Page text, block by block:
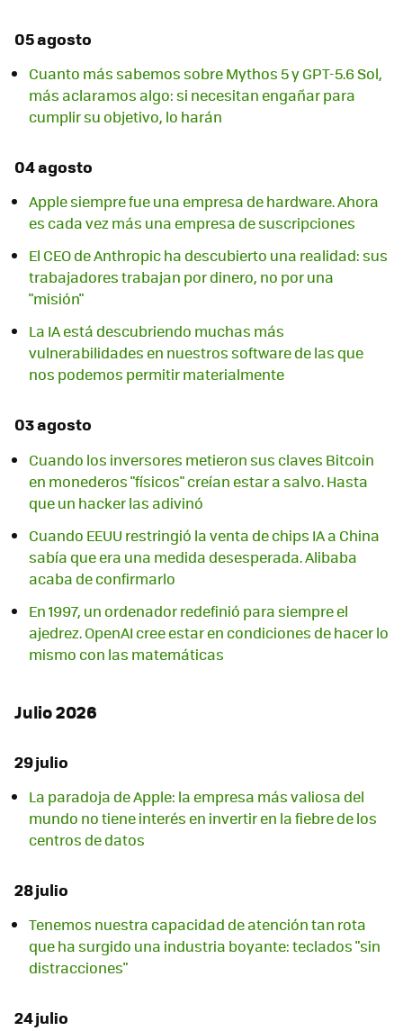
05 agosto
Cuanto más sabemos sobre Mythos 5 y GPT-5.6 Sol,
más aclaramos algo: si necesitan engañar para
cumplir su objetivo, lo harán
04 agosto
Apple siempre fue una empresa de hardware. Ahora
es cada vez más una empresa de suscripciones
El CEO de Anthropic ha descubierto una realidad: sus
trabajadores trabajan por dinero, no por una
"misión"
La IA está descubriendo muchas más
vulnerabilidades en nuestros software de las que
nos podemos permitir materialmente
03 agosto
Cuando los inversores metieron sus claves Bitcoin
en monederos "físicos" creían estar a salvo. Hasta
que un hacker las adivinó
Cuando EEUU restringió la venta de chips IA a China
sabía que era una medida desesperada. Alibaba
acaba de confirmarlo
En 1997, un ordenador redefinió para siempre el
ajedrez. OpenAI cree estar en condiciones de hacer lo
mismo con las matemáticas
Julio 2026
29 julio
La paradoja de Apple: la empresa más valiosa del
mundo no tiene interés en invertir en la fiebre de los
centros de datos
28 julio
Tenemos nuestra capacidad de atención tan rota
que ha surgido una industria boyante: teclados "sin
distracciones"
24 julio